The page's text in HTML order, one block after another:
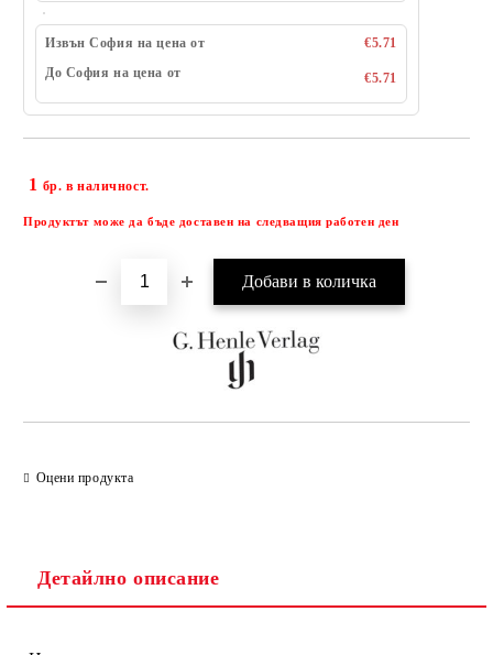
Извън София на цена от
€5.71
До София на цена от
€5.71
1 бр. в наличност.
Продуктът може да бъде доставен на следващия работен ден
Оцени продукта
Детайлно описание